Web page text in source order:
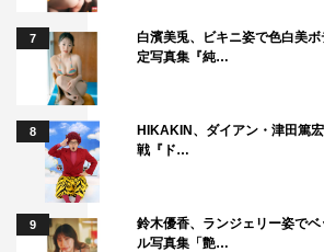
7
白濱美兎、ビキニ姿で色白美
定写真集『純…
8
HIKAKIN、ダイアン・津田篤
戦『ド…
9
鈴木優香、ランジェリー姿で
ル写真集「艶…